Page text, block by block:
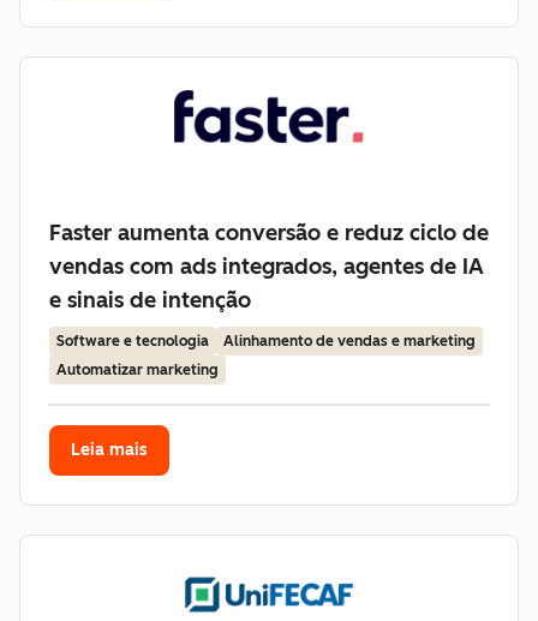
Faster aumenta conversão e reduz ciclo de
vendas com ads integrados, agentes de IA
e sinais de intenção
Software e tecnologia
Alinhamento de vendas e marketing
Automatizar marketing
Leia mais